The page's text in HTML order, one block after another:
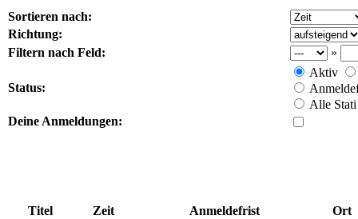
Sortieren nach:
Richtung:
Filtern nach Feld:
»
Status:
Aktiv
Alle Stati
Deine Anmeldungen:
Titel Zeit Anmeldefrist
Ort